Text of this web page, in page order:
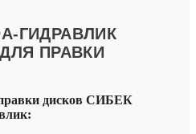
ГИДРАВЛИК
ПРАВКИ
дисков СИБЕК